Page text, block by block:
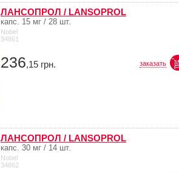
ЛАНСОПРОЛ / LANSOPROL
капс. 15 мг / 28 шт.
Nobel
34861
236,15 грн. заказать
ЛАНСОПРОЛ / LANSOPROL
капс. 30 мг / 14 шт.
Nobel
34862